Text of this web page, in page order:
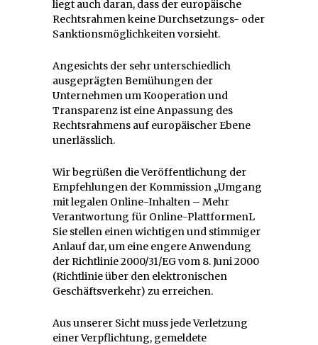
liegt auch daran, dass der europäische
Rechtsrahmen keine Durchsetzungs- oder
Sanktionsmöglichkeiten vorsieht.
Angesichts der sehr unterschiedlich
ausgeprägten Bemühungen der
Unternehmen um Kooperation und
Transparenz ist eine Anpassung des
Rechtsrahmens auf europäischer Ebene
unerlässlich.
Wir begrüßen die Veröffentlichung der
Empfehlungen der Kommission „Umgang
mit legalen Online-Inhalten – Mehr
Verantwortung für Online-PlattformenL
Sie stellen einen wichtigen und stimmiger
Anlauf dar, um eine engere Anwendung
der Richtlinie 2000/31/EG vom 8. Juni 2000
(Richtlinie über den elektronischen
Geschäftsverkehr) zu erreichen.
Aus unserer Sicht muss jede Verletzung
einer Verpflichtung, gemeldete